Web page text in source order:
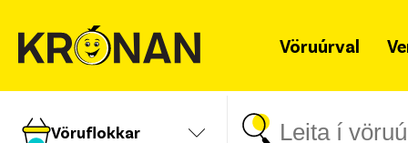
Vöruúrval
Vöruflokkar